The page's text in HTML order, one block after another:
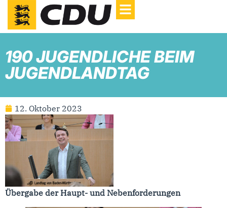
190 JUGENDLICHE BEIM
JUGENDLANDTAG
12. Oktober 2023
Übergabe der Haupt- und Nebenforderungen